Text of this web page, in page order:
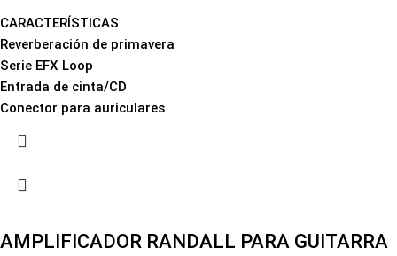
CARACTERÍSTICAS
Reverberación de primavera
Serie EFX Loop
Entrada de cinta/CD
Conector para auriculares
AMPLIFICADOR RANDALL PARA GUITARRA